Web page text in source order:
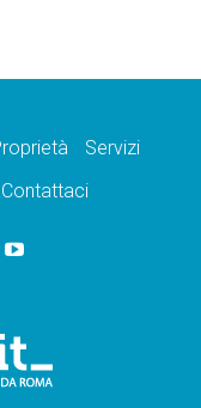
Servizi
Contattaci